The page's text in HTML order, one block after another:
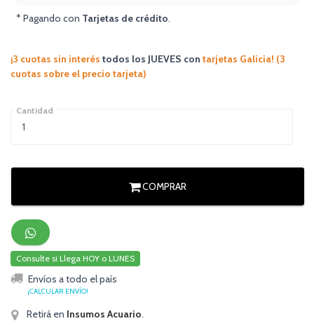
* Pagando con Tarjetas de crédito.
¡3 cuotas sin interés todos los JUEVES con tarjetas Galicia! (3
cuotas sobre el precio tarjeta)
Cantidad
COMPRAR
Consulte si Llega HOY o LUNES
Envíos a todo el país
¡CALCULAR ENVÍO!
Retirá en Insumos Acuario.